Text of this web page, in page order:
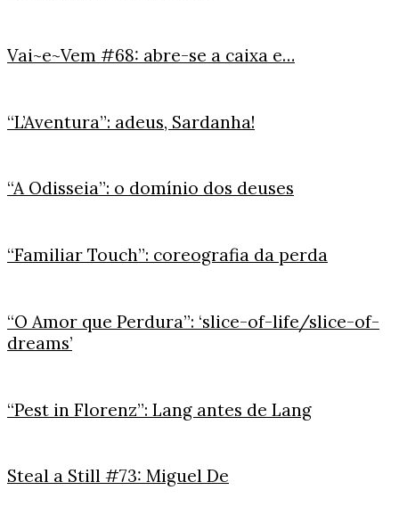
Vai~e~Vem #68: abre-se a caixa e…
“L’Aventura”: adeus, Sardanha!
“A Odisseia”: o domínio dos deuses
“Familiar Touch”: coreografia da perda
“O Amor que Perdura”: ‘slice-of-life/slice-of-
dreams’
“Pest in Florenz”: Lang antes de Lang
Steal a Still #73: Miguel De